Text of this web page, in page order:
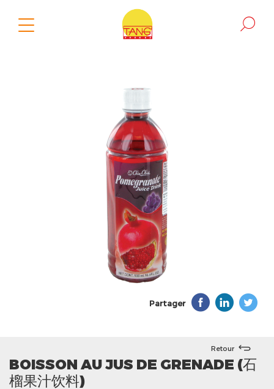
Partager
Retour
BOISSON AU JUS DE GRENADE (石
榴果汁饮料)